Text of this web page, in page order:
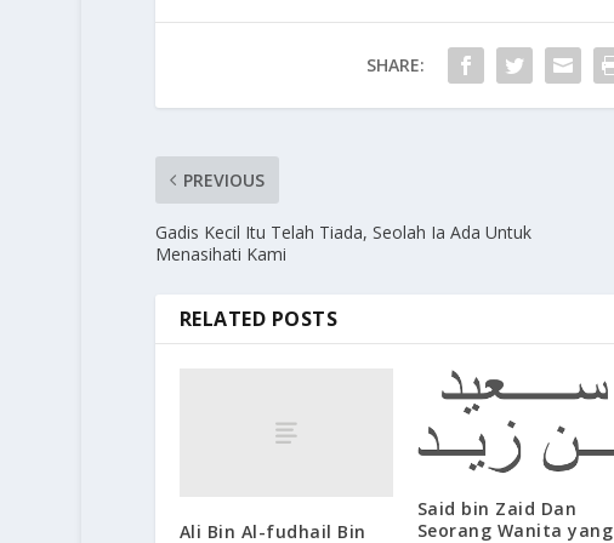
SHARE:
PREVIOUS
Gadis Kecil Itu Telah Tiada, Seolah Ia Ada Untuk
Menasihati Kami
RELATED POSTS
Ali Bin Al-fudhail Bin
Said bin Zaid Dan
Seorang Wanita yang